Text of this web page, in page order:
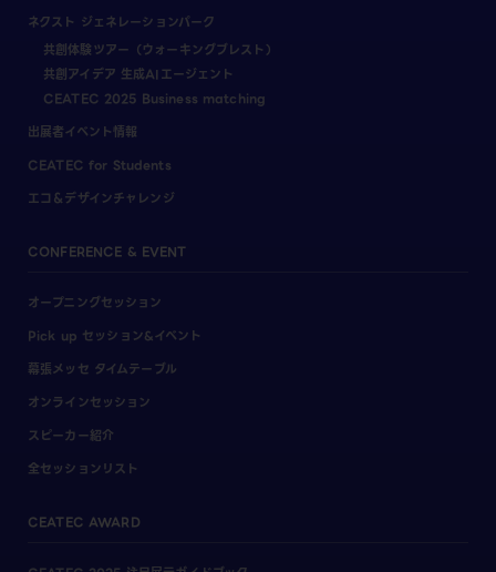
ネクスト ジェネレーションパーク
共創体験ツアー（ウォーキングブレスト）
共創アイデア 生成AIエージェント
CEATEC 2025 Business matching
出展者イベント情報
CEATEC for Students
エコ＆デザインチャレンジ
CONFERENCE & EVENT
オープニングセッション
Pick up セッション&イベント
幕張メッセ タイムテーブル
オンラインセッション
スピーカー紹介
全セッションリスト
CEATEC AWARD